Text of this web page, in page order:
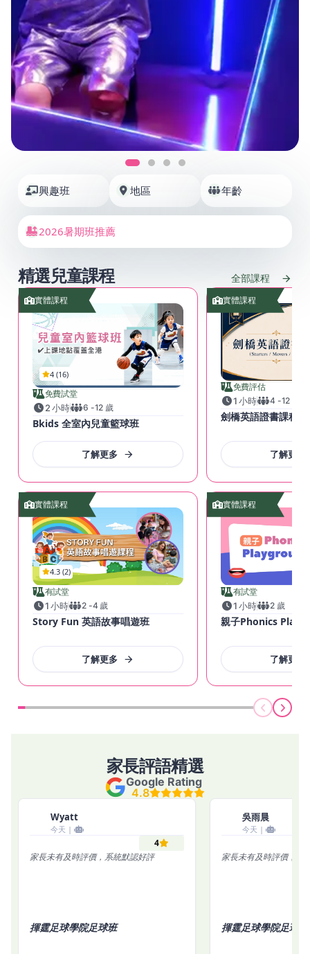
興趣班 地區 年齡
2026暑期班推薦
精選兒童課程 全部課程
4 (16)
免費試堂
2 小時 6 -12 歲
Bkids 全室內兒童籃球班
了解更多
實體課程
免費評估
1 小時 4-12
劍橋英語證書課程
了解更多
實體課程
4.3 (2)
有試堂
1 小時 2-4歲
Story Fun 英語故事唱遊班
了解更多
實體課程
有試堂
1 小時 2歲
親子Phonics
了解更多
實體課程
家長評語精選
Google Rating
4.8
Wyatt
今天 |
4
家長未有及時評價，系統默認好評
揮霆足球學院足球班
吳雨晨
今天 |
家長未有及時評價，系
揮霆足球學院足球班